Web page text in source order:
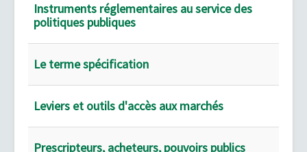
Instruments réglementaires au service des
politiques publiques
Le terme spécification
Leviers et outils d'accès aux marchés
Prescripteurs, acheteurs, pouvoirs publics